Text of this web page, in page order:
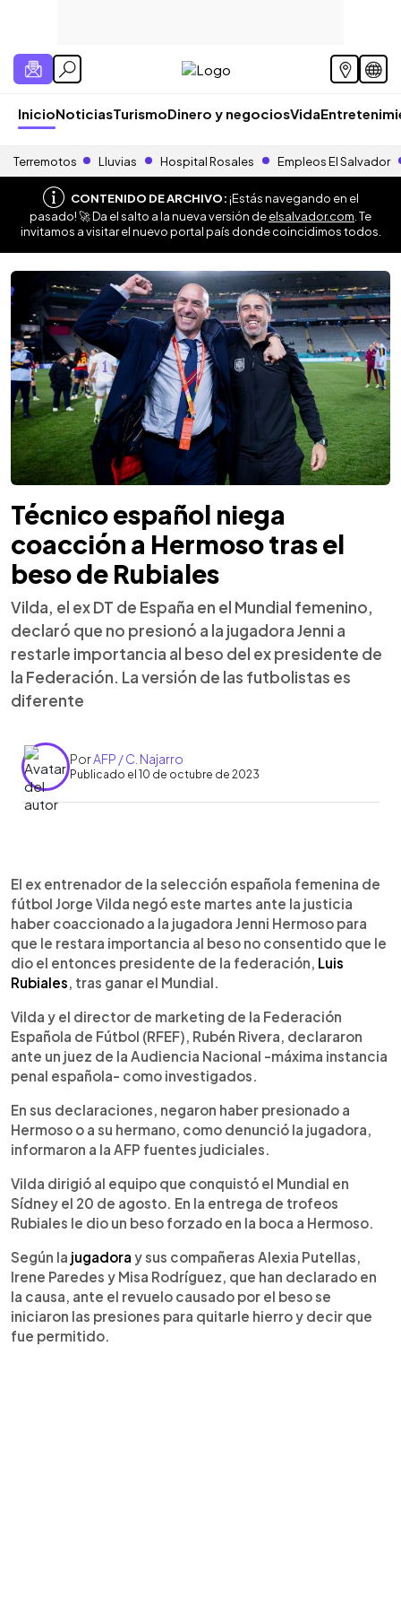
InicioNoticiasTurismoDinero y negociosVida
Terremotos Lluvias Hospital Rosales Empleos El Salvador
CONTENIDO DE ARCHIVO:¡Estás navegando en el
pasado! 🚀 Da el salto a la nueva versión deelsalvador.com . Te
invitamos a visitar el nuevo portal país donde coincidimos todos.
Técnico español niega
coacción a Hermoso tras el
beso de Rubiales
Vilda, el ex DT de España en el Mundial femenino,
declaró que no presionó a la jugadora Jenni a
restarle importancia al beso del ex presidente de
la Federación. La versión de las futbolistas es
diferente
PorAFP / C. Najarro
Publicado el 10 de octubre de 2023
Escuchar artículo
El ex entrenador de la selección española femenina de
fútbol Jorge Vilda negó este martes ante la justicia
haber coaccionado a la jugadora Jenni Hermoso para
que le restara importancia al beso no consentido que le
dio el entonces presidente de la federación, Luis
Rubiales , tras ganar el Mundial.
Vilda y el director de marketing de la Federación
Española de Fútbol (RFEF), Rubén Rivera, declararon
ante un juez de la Audiencia Nacional -máxima instancia
penal española- como investigados.
En sus declaraciones, negaron haber presionado a
Hermoso o a su hermano, como denunció la jugadora,
informaron a la AFP fuentes judiciales.
Vilda dirigió al equipo que conquistó el Mundial en
Sídney el 20 de agosto. En la entrega de trofeos
Rubiales le dio un beso forzado en la boca a Hermoso.
Según la jugadora y sus compañeras Alexia Putellas,
Irene Paredes y Misa Rodríguez, que han declarado en
la causa, ante el revuelo causado por el beso se
iniciaron las presiones para quitarle hierro y decir que
fue permitido.